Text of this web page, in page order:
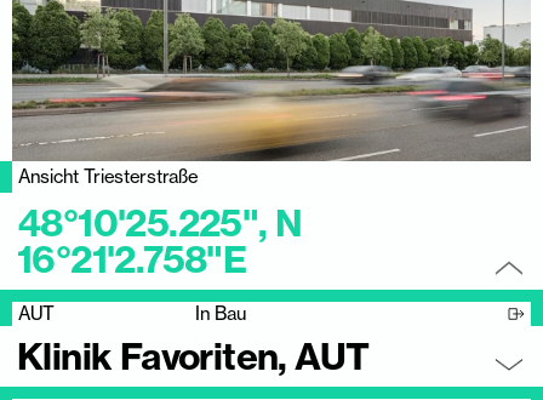
Ansicht Triesterstraße
48°10'25.225", N
16°21'2.758"E
AUT In Bau
Klinik Favoriten, AUT